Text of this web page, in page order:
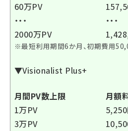
60万PV
・・・
・・・
2000万PV
※最短利用期間6か月、初期費用
▼Visionalist Plus+
月間PV数上限
月額
1万PV
3万PV